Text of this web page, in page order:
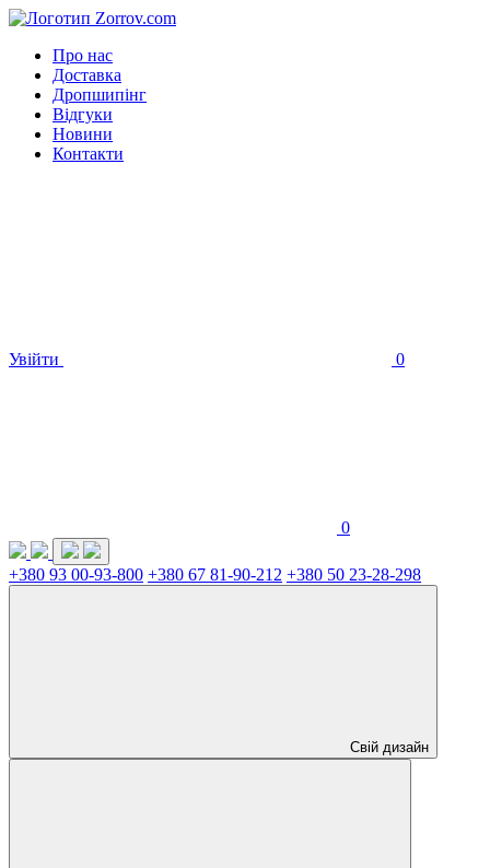
Про нас
Доставка
Дропшипінг
Відгуки
Новини
Контакти
Увійти 0
0
+380 93 00-93-800 +380 67 81-90-212 +380 50 23-28-298
Свій дизайн